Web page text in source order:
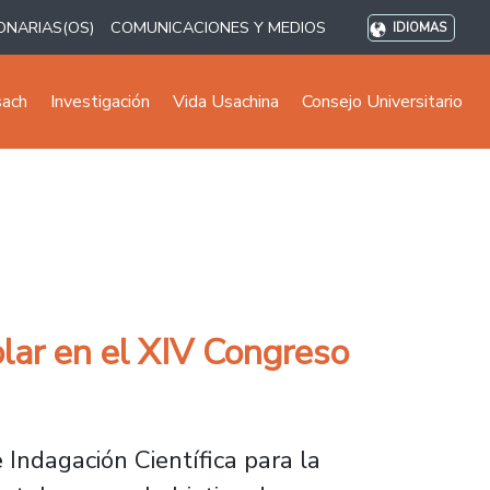
COMUNICACIONES Y MEDIOS IDIOMAS
Investigación Vida Usachina Consejo Universitario
en el XIV Congreso
Indagación Científica para la